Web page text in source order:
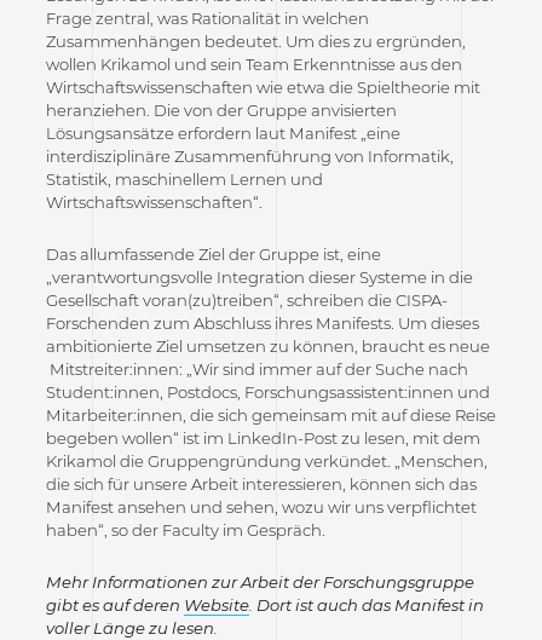
Frage zentral, was Rationalität in welchen
Zusammenhängen bedeutet. Um dies zu ergründen,
wollen Krikamol und sein Team Erkenntnisse aus den
Wirtschaftswissenschaften wie etwa die Spieltheorie mit
heranziehen. Die von der Gruppe anvisierten
Lösungsansätze erfordern laut Manifest „eine
interdisziplinäre Zusammenführung von Informatik,
Statistik, maschinellem Lernen und
Wirtschaftswissenschaften“.
Das allumfassende Ziel der Gruppe ist, eine
„verantwortungsvolle Integration dieser Systeme in die
Gesellschaft voran(zu)treiben“, schreiben die CISPA-
Forschenden zum Abschluss ihres Manifests. Um dieses
ambitionierte Ziel umsetzen zu können, braucht es neue
Mitstreiter:innen: „Wir sind immer auf der Suche nach
Student:innen, Postdocs, Forschungsassistent:innen und
Mitarbeiter:innen, die sich gemeinsam mit auf diese Reise
begeben wollen“ ist im LinkedIn-Post zu lesen, mit dem
Krikamol die Gruppengründung verkündet. „Menschen,
die sich für unsere Arbeit interessieren, können sich das
Manifest ansehen und sehen, wozu wir uns verpflichtet
haben“, so der Faculty im Gespräch.
Mehr Informationen zur Arbeit der Forschungsgruppe
gibt es auf deren Website. Dort ist auch das Manifest in
voller Länge zu lesen.